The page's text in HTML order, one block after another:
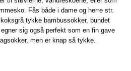
Fås både i dame og herre str.
tykke bambussokker, bundet
sig også perfekt som en fin gave
men er knap så tykke.